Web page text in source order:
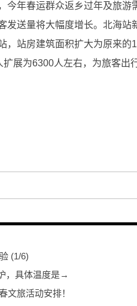
今年春运群众返乡过年及旅游
发送量将大幅度增长。北海站
，站房建筑面积扩大为原来的
展为6300人左右，为旅客出
(1/6)
，具体温度是→
文旅活动安排！